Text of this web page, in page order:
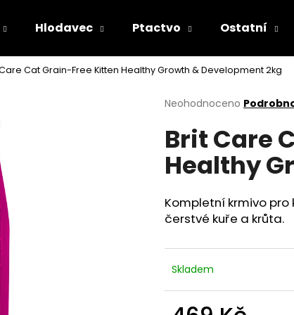
Hlodavec Ptactvo Ostatní
Cat Grain-Free Kitten Healthy Growth & Development 2kg
Průměrné
produktu
je
0,0
hvězdiček.
Neohodnoceno
Brit Care
Healthy
Kompletní krmivo
čerstvé kuře a krůta.
Skladem
Co potřebujete najít?
HLEDAT